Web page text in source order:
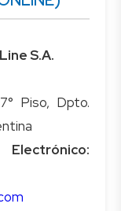
S.A.
Piso, Dpto.